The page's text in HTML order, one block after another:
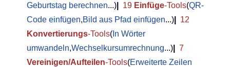
Geburtstag berechnen...) 19 Einfüge-Tools(QR-
Code einfügen,Bild aus Pfad einfügen...)
12
Konvertierungs-Tools( In Wörter
umwandeln,Wechselkursumrechnung...)
7
Vereinigen/Aufteilen-Tools(Erweiterte Zeilen